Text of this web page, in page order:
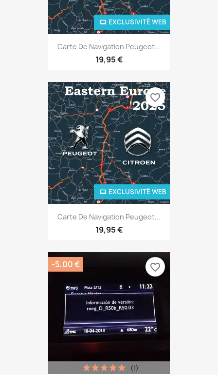
Carte De Navigation Peugeot...
19,95 €
EXCLUSIVITÉ WEB
Carte De Navigation Peugeot...
19,95 €
EXCLUSIVITÉ WEB
favorite_border
(1)
-5,00 € favorite_border